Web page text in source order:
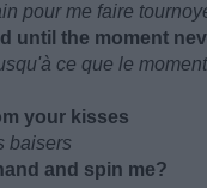
pour me faire
until the moment
ce que le
your kissеs
baisers
and spin me?